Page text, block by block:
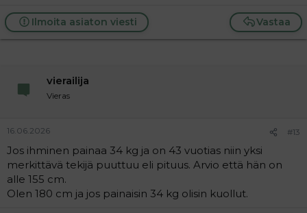
Vastaa
Ilmoita asiaton viesti
vierailija
Vieras
16.06.2026 #13
Jos ihminen painaa 34 kg ja on 43 vuotias niin yksi
merkittävä tekijä puuttuu eli pituus. Arvio että hän on
alle 155 cm.
Olen 180 cm ja jos painaisin 34 kg olisin kuollut.